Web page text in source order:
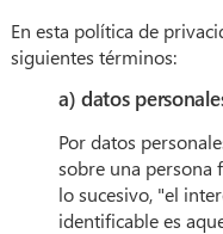
En esta política de
siguientes términos:
a) datos
Por datos
sobre una persona
lo sucesivo, "el
identificable es